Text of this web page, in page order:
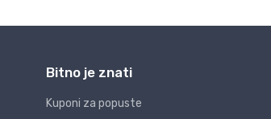
Bitno je znati
Kuponi za popuste